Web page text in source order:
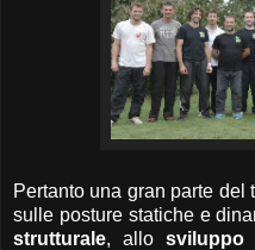
Pertanto una gran parte
sulle posture statiche e
strutturale, allosviluppo